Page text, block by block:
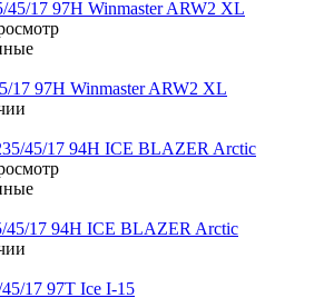
17 97H Winmaster ARW2 XL
45/17 94H ICE BLAZER Arctic